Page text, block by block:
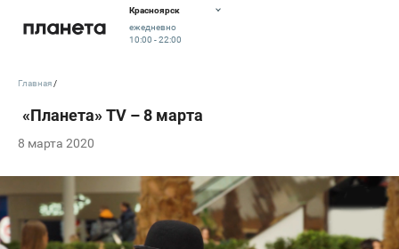
Красноярск
ежедневно
10:00 - 22:00
8 марта 2020
Главная